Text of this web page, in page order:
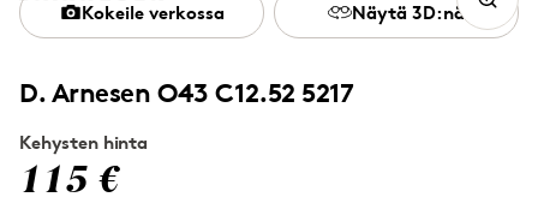
D. Arnesen O43 C12.52 5217
Kehysten hinta
115 €
Kokeile verkossa Näytä 3D:nä